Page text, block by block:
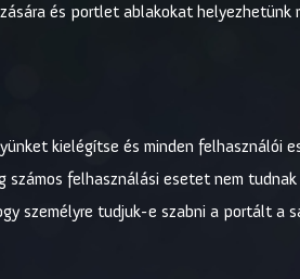
és portlet ablakokat helyezhetünk
kielégítse és minden felhasználói
felhasználási esetet nem
személyre tudjuk-e szabni a portált a